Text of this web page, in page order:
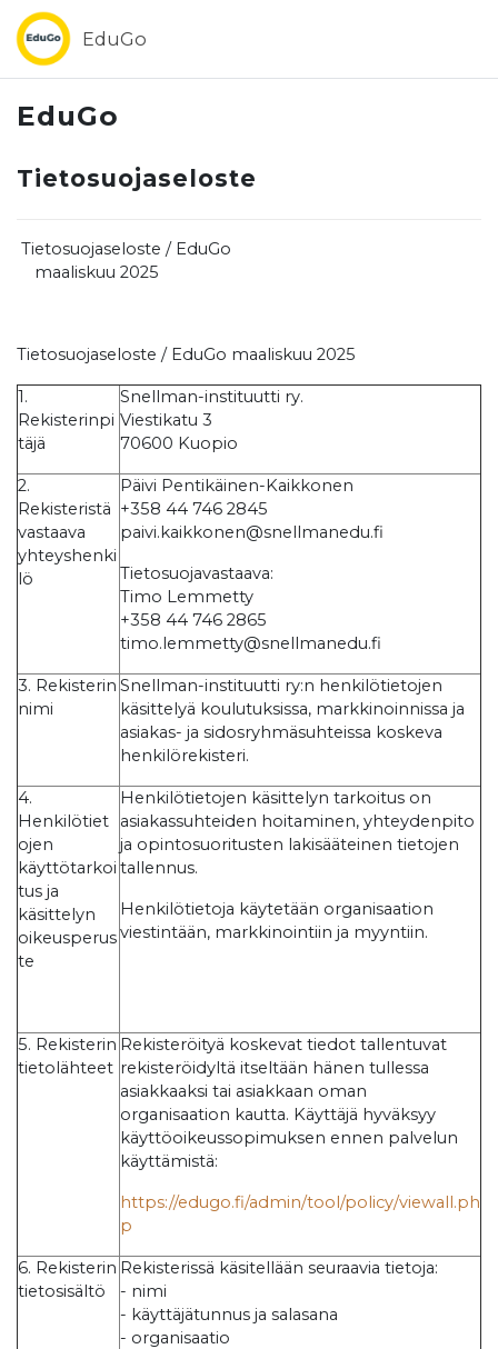
Siirry pääsisältöön
EduGo
EduGo
Tietosuojaseloste
Tietosuojaseloste / EduGo
maaliskuu 2025
Tietosuojaseloste / EduGo maaliskuu 2025
1.
Rekisterinpi
täjä
Snellman-instituutti ry.
Viestikatu 3
70600 Kuopio
2.
Rekisteristä
vastaava
yhteyshenki
lö
Päivi Pentikäinen-Kaikkonen
+358 44 746 2845
paivi.kaikkonen@snellmanedu.fi
Tietosuojavastaava:
Timo Lemmetty
+358 44 746 2865
timo.lemmetty@snellmanedu.fi
3. Rekisterin
nimi
Snellman-instituutti ry:n henkilötietojen
käsittelyä koulutuksissa, markkinoinnissa ja
asiakas- ja sidosryhmäsuhteissa koskeva
henkilörekisteri.
4.
Henkilötiet
ojen
käyttötarkoi
tus ja
käsittelyn
oikeusperus
te
Henkilötietojen käsittelyn tarkoitus on
asiakassuhteiden hoitaminen, yhteydenpito
ja opintosuoritusten lakisääteinen tietojen
tallennus.
Henkilötietoja käytetään organisaation
viestintään, markkinointiin ja myyntiin.
5. Rekisterin
tietolähteet
Rekisteröityä koskevat tiedot tallentuvat
rekisteröidyltä itseltään hänen tullessa
asiakkaaksi tai asiakkaan oman
organisaation kautta. Käyttäjä hyväksyy
käyttöoikeussopimuksen ennen palvelun
käyttämistä:
https://edugo.fi/admin/tool/policy/viewall.ph
p
6. Rekisterin
tietosisältö
Rekisterissä käsitellään seuraavia tietoja:
- nimi
- käyttäjätunnus ja salasana
- organisaatio